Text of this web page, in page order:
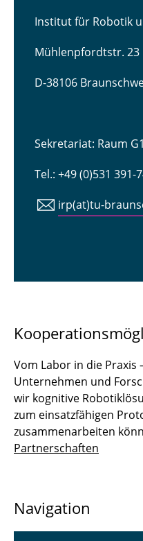
Institut für Robotik
Mühlenpfordtstr. 23
D-38106
Sekretariat: Raum
Tel.: +49 (0)531 391-
irp(at)tu-
Vom Labor in die Praxis
Unternehmen und
wir kognitive
zum einsatzfähigen
zusammenarbeiten
Partnerschaften
Navigation